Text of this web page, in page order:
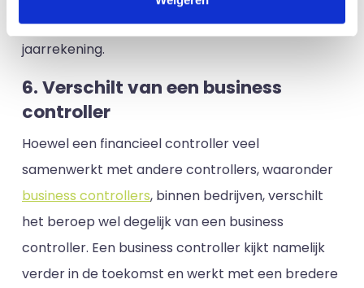
variant valt bijvoorbeeld het opstellen van de
jaarrekening.
6. Verschilt van een business
controller
Hoewel een financieel controller veel
samenwerkt met andere controllers, waaronder
business controllers, binnen bedrijven, verschilt
het beroep wel degelijk van een business
controller. Een business controller kijkt namelijk
verder in de toekomst en werkt met een bredere